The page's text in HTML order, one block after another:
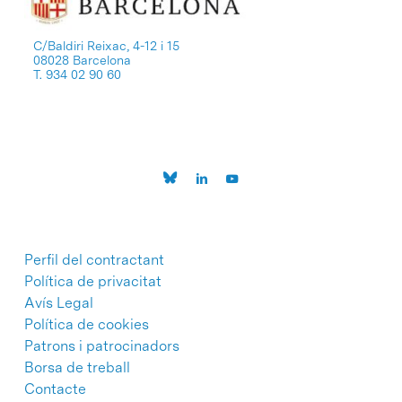
C/Baldiri Reixac, 4-12 i 15
08028 Barcelona
T. 934 02 90 60
Perfil del contractant
Política de privacitat
Avís Legal
Política de cookies
Patrons i patrocinadors
Borsa de treball
Contacte